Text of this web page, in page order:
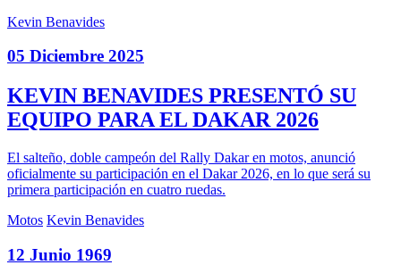
Kevin Benavides
05 Diciembre 2025
KEVIN BENAVIDES PRESENTÓ SU
EQUIPO PARA EL DAKAR 2026
El salteño, doble campeón del Rally Dakar en motos, anunció
oficialmente su participación en el Dakar 2026, en lo que será su
primera participación en cuatro ruedas.
Motos Kevin Benavides
12 Junio 1969